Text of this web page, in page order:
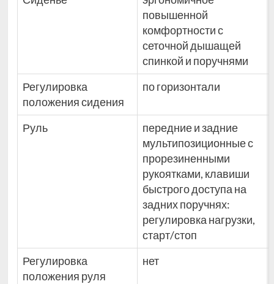
повышенной
комфортности с
сеточной дышащей
спинкой и поручнями
Регулировка
положения сидения
по горизонтали
Руль
передние и задние
мультипозиционные с
прорезиненными
рукоятками, клавиши
быстрого доступа на
задних поручнях:
регулировка нагрузки,
старт/стоп
Регулировка
положения руля
нет